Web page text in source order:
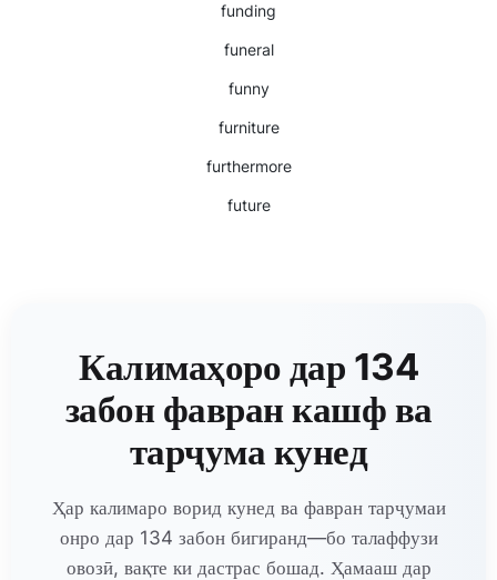
funding
funeral
funny
furniture
furthermore
future
Калимаҳоро дар 134
забон фавран кашф ва
тарҷума кунед
Ҳар калимаро ворид кунед ва фавран тарҷумаи
онро дар 134 забон бигиранд—бо талаффузи
овозӣ, вақте ки дастрас бошад. Ҳамааш дар